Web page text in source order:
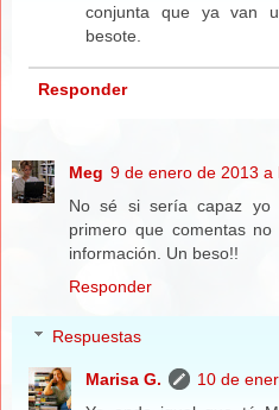
conjunta que ya van
besote.
Responder
Meg 9 de enero de 2013 a
No sé si sería capaz yo
primero que comentas
información. Un beso!!
Responder
Respuestas
Marisa G.
10 de